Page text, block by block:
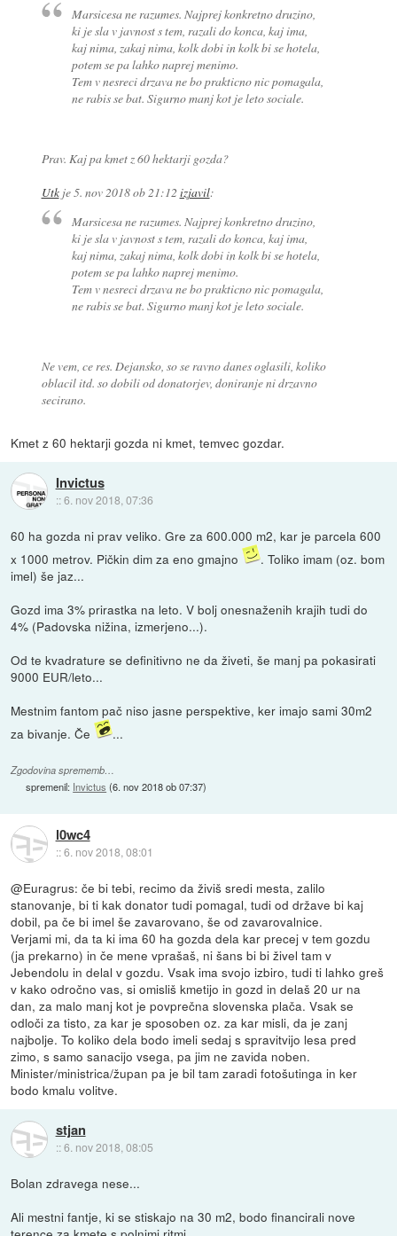
Marsicesa ne razumes. Najprej konkretno druzino,
ki je sla v javnost s tem, razali do konca, kaj ima,
kaj nima, zakaj nima, kolk dobi in kolk bi se hotela,
potem se pa lahko naprej menimo.
Tem v nesreci drzava ne bo prakticno nic pomagala,
ne rabis se bat. Sigurno manj kot je leto sociale.
Prav. Kaj pa kmet z 60 hektarji gozda?
Utkje5. nov 2018 ob 21:12 izjavil:
Marsicesa ne razumes. Najprej konkretno druzino,
ki je sla v javnost s tem, razali do konca, kaj ima,
kaj nima, zakaj nima, kolk dobi in kolk bi se hotela,
potem se pa lahko naprej menimo.
Tem v nesreci drzava ne bo prakticno nic pomagala,
ne rabis se bat. Sigurno manj kot je leto sociale.
Ne vem, ce res. Dejansko, so se ravno danes oglasili, koliko
oblacil itd. so dobili od donatorjev, doniranje ni drzavno
secirano.
Kmet z 60 hektarji gozda ni kmet, temvec gozdar.
Invictus
::6. nov 2018, 07:36
60 ha gozda ni prav veliko. Gre za 600.000 m2, kar je parcela 600
x 1000 metrov. Pičkin dim za eno gmajno
. Toliko imam (oz. bom
imel) še jaz...
Gozd ima 3% prirastka na leto. V bolj onesnaženih krajih tudi do
4% (Padovska nižina, izmerjeno...).
Od te kvadrature se definitivno ne da živeti, še manj pa pokasirati
9000 EUR/leto...
Mestnim fantom pač niso jasne perspektive, ker imajo sami 30m2
za bivanje. Če
...
Zgodovina sprememb…
spremenil: Invictus (6. nov 2018 ob 07:37)
l0wc4
::6. nov 2018, 08:01
@Euragrus: če bi tebi, recimo da živiš sredi mesta, zalilo
stanovanje, bi ti kak donator tudi pomagal, tudi od države bi kaj
dobil, pa če bi imel še zavarovano, še od zavarovalnice.
Verjami mi, da ta ki ima 60 ha gozda dela kar precej v tem gozdu
(ja prekarno) in če mene vprašaš, ni šans bi bi živel tam v
Jebendolu in delal v gozdu. Vsak ima svojo izbiro, tudi ti lahko greš
v kako odročno vas, si omisliš kmetijo in gozd in delaš 20 ur na
dan, za malo manj kot je povprečna slovenska plača. Vsak se
odloči za tisto, za kar je sposoben oz. za kar misli, da je zanj
najbolje. To koliko dela bodo imeli sedaj s spravitvijo lesa pred
zimo, s samo sanacijo vsega, pa jim ne zavida noben.
Minister/ministrica/župan pa je bil tam zaradi fotošutinga in ker
bodo kmalu volitve.
stjan
::6. nov 2018, 08:05
Bolan zdravega nese...
Ali mestni fantje, ki se stiskajo na 30 m2, bodo financirali nove